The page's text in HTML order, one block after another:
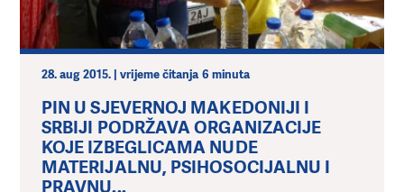
28. aug 2015. | vrijeme čitanja 6 minuta
PIN U SJEVERNOJ MAKEDONIJI I
SRBIJI PODRŽAVA ORGANIZACIJE
KOJE IZBEGLICAMA NUDE
MATERIJALNU, PSIHOSOCIJALNU I
PRAVNU...